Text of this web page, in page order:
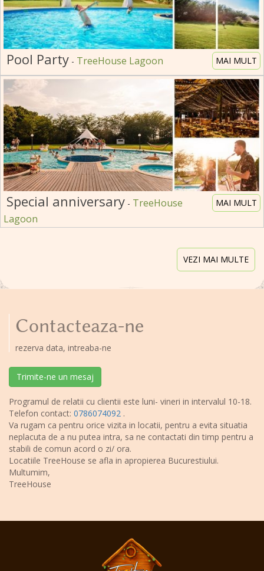
MAI MULT
Pool Party - TreeHouse Lagoon
MAI MULT
Special anniversary - TreeHouse
Lagoon
VEZI MAI MULTE
Contacteaza-ne
rezerva data, intreaba-ne
Trimite-ne un mesaj
Programul de relatii cu clientii este luni- vineri in intervalul 10-18.
Telefon contact: 0786074092 .
Va rugam ca pentru orice vizita in locatii, pentru a evita situatia
neplacuta de a nu putea intra, sa ne contactati din timp pentru a
stabili de comun acord o zi/ ora.
Locatiile TreeHouse se afla in apropierea Bucurestiului.
Multumim,
TreeHouse